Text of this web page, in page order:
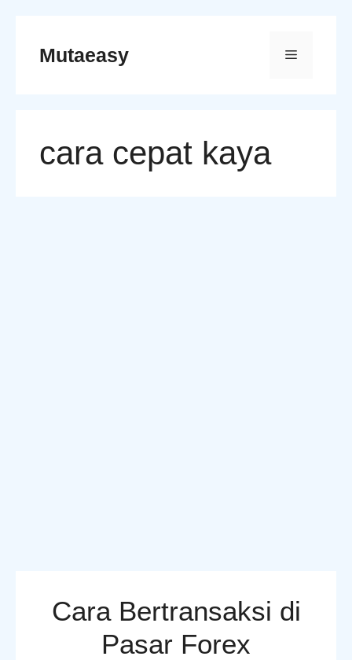
contentMutaeasy Menu
cara cepat kaya
Cara Bertransaksi di
Pasar Forex